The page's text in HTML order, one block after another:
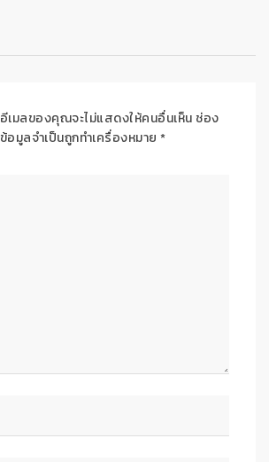
อีเมลของคุณจะไม่แสดงให้คนอื่นเห็น ช่อง
ข้อมูลจำเป็นถูกทำเครื่องหมาย *